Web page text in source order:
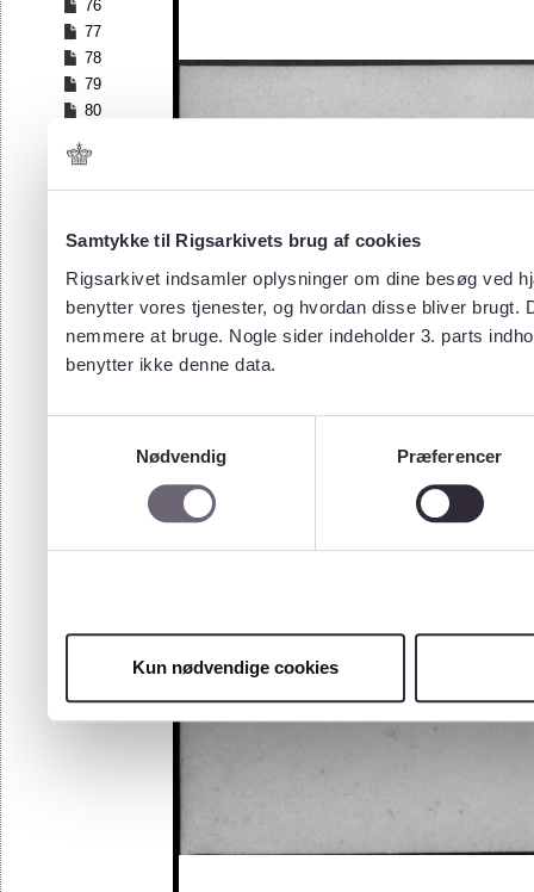
Samtykke til Rigsarkivets brug af cookies
Rigsarkivet indsamler oplysninger om dine besøg ved
benytter vores tjenester, og hvordan disse bliver
nemmere at bruge. Nogle sider indeholder 3. parts
benytter ikke denne data.
Nødvendig
Præferencer
Kun nødvendige cookies
76
77
78
79
80
82
83
85